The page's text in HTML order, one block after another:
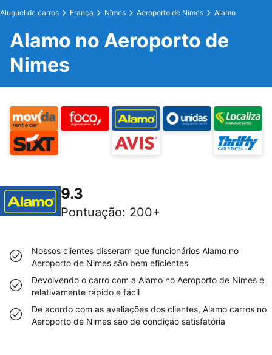
Aluguel de carros França Nîmes Aeroporto de Nimes Alamo
Alamo no Aeroporto de
Nimes
9.3
Pontuação: 200+
Nossos clientes disseram que funcionários Alamo no
Aeroporto de Nimes são bem eficientes
Devolvendo o carro com a Alamo no Aeroporto de Nimes é
relativamente rápido e fácil
De acordo com as avaliações dos clientes, Alamo carros no
Aeroporto de Nimes são de condição satisfatória